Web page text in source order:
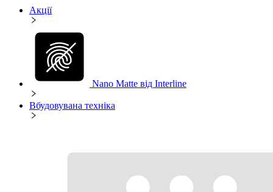
Акції
Nano Matte від Interline
Вбудовувана техніка